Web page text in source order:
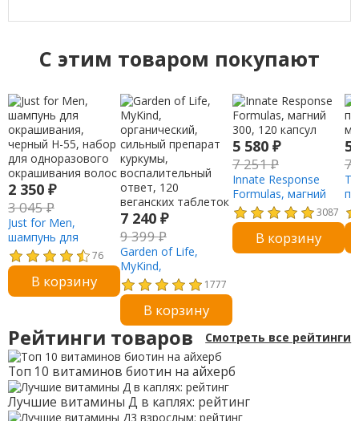
C этим товаром покупают
2 350 ₽
3 045₽
Just for Men,
шампунь для
окрашивания,
черный H-55, набор
для одноразового
окрашивания волос
76
В корзину
7 240 ₽
9 399₽
Garden of Life,
MyKind,
органический,
сильный препарат
куркумы,
воспалительный
ответ, 120
веганских таблеток
1777
В корзину
5 580 ₽
7 251₽
Innate Response
Formulas, магний
300, 120 капсул3087
В корзину
5
7
Рейтинги товаров Смотреть все рейтинги
Топ 10 витаминов биотин на айхерб
Лучшие витамины Д в каплях: рейтинг